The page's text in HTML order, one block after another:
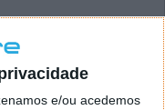
e/ou acedemos